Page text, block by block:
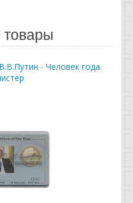
- Человек года.